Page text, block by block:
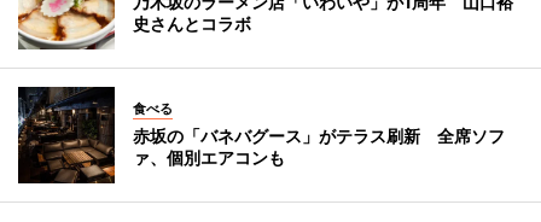
史さんとコラボ
食べる
赤坂の「バネバグース」がテラス刷新 全席ソフ
ァ、個別エアコンも